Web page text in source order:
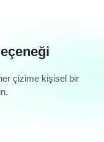
çizime kişisel bir